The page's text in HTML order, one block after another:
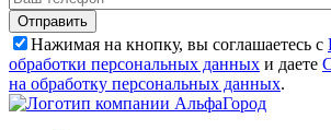
Нажимая на кнопку, вы соглашаетесь с
обработки персональных данных и даете
на обработку персональных данных.